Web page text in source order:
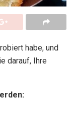
habe, und
darauf, Ihre